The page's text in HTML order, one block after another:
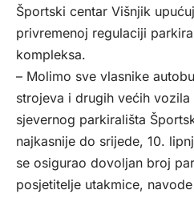
Športski centar Višnjik
privremenoj regulaciji
kompleksa.
– Molimo sve vlasnike
strojeva i drugih većih vozila
sjevernog parkirališta
najkasnije do srijede, 10.
se osigurao dovoljan broj
posjetitelje utakmice,